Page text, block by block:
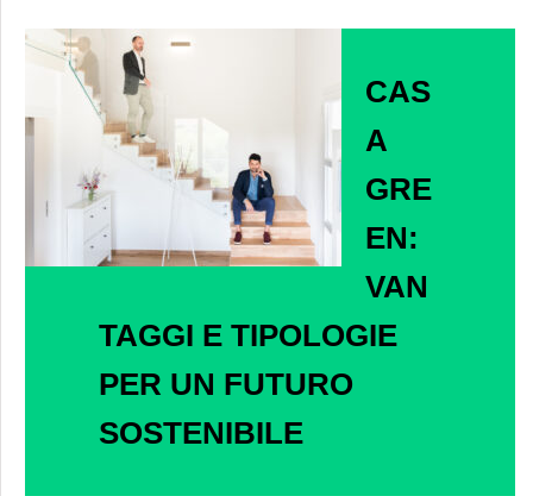
CAS
A
GRE
EN:
VAN
TAGGI E TIPOLOGIE
PER UN FUTURO
SOSTENIBILE